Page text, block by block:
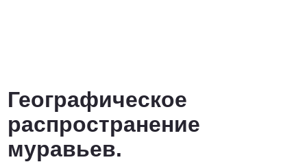
Географическое
распространение
муравьев.